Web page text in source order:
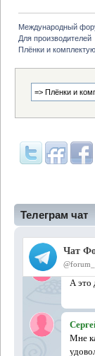
Телеграм чат
Международный
Для производителей
Плёнки и